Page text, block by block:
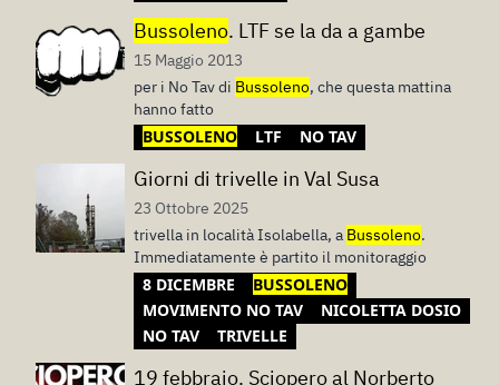
Bussoleno. LTF se la da a gambe
15 Maggio 2013
per i No Tav di Bussoleno, che questa mattina
hanno fatto
BUSSOLENO LTF NO TAV
Giorni di trivelle in Val Susa
23 Ottobre 2025
trivella in località Isolabella, a Bussoleno.
Immediatamente è partito il monitoraggio
8 DICEMBRE
BUSSOLENO
MOVIMENTO NO TAV
NICOLETTA DOSIO
NO TAV
TRIVELLE
19 febbraio. Sciopero al Norberto